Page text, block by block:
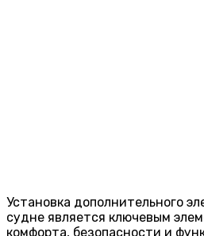
Установка дополнительного
судне является ключевым
комфорта, безопасности и